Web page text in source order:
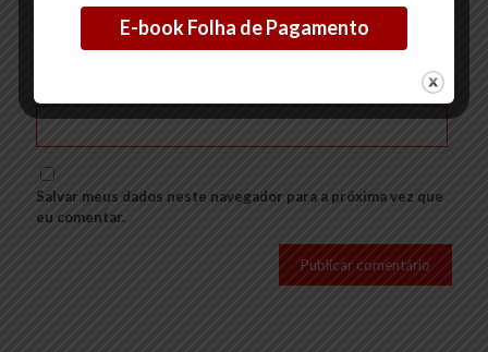
*
Salvar meus dados neste navegador para a próxima vez que
eu comentar.